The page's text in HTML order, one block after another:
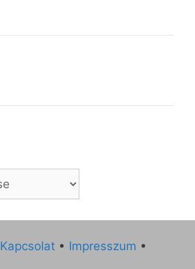
Kapcsolat • Impresszum •